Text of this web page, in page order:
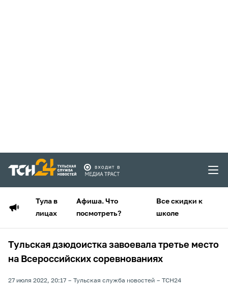
Тула в
лицах
Афиша. Что
посмотреть?
Все скидки к
школе
Тульская дзюдоистка завоевала третье место
на Всероссийских соревнованиях
27 июля 2022, 20:17 Тульская служба новостей ТСН24